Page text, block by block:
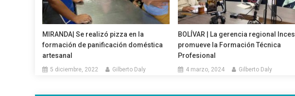
MIRANDA| Se realizó pizza en la
formación de panificación doméstica
artesanal
5 diciembre, 2022 Gilberto Daly
BOLÍVAR | La gerencia regional Inces
promueve la Formación Técnica
Profesional
4 marzo, 2024 Gilberto Daly